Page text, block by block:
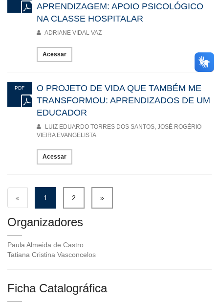
APRENDIZAGEM: APOIO PSICOLÓGICO
NA CLASSE HOSPITALAR
ADRIANE VIDAL VAZ
Acessar
PDF
O PROJETO DE VIDA QUE TAMBÉM ME
TRANSFORMOU: APRENDIZADOS DE UM
EDUCADOR
LUIZ EDUARDO TORRES DOS SANTOS, JOSÉ ROGÉRIO
VIEIRA EVANGELISTA
Acessar
« 1 2 »
Organizadores
Paula Almeida de Castro
Tatiana Cristina Vasconcelos
Ficha Catalográfica